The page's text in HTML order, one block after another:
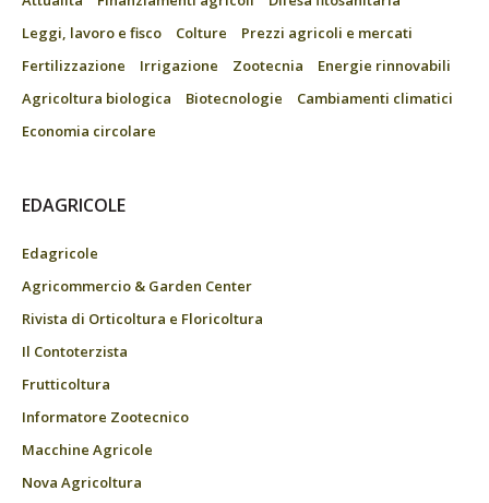
Leggi, lavoro e fisco
Colture
Prezzi agricoli e mercati
Fertilizzazione
Irrigazione Zootecnia
Energie rinnovabili
Agricoltura biologica
Biotecnologie
Cambiamenti climatici
Economia circolare
EDAGRICOLE
Edagricole
Agricommercio & Garden Center
Rivista di Orticoltura e Floricoltura
Il Contoterzista
Frutticoltura
Informatore Zootecnico
Macchine Agricole
Nova Agricoltura